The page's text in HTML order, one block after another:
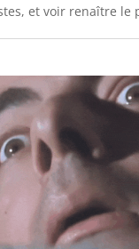
et voir renaître le